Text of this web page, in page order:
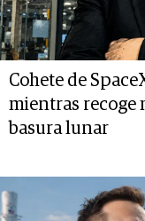
Cohete de
mientras recoge
basura lunar